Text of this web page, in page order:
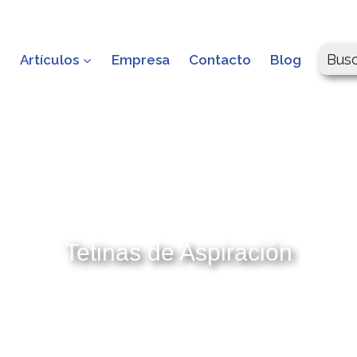
Artículos Empresa Contacto Blog
Tetinas de Aspiración